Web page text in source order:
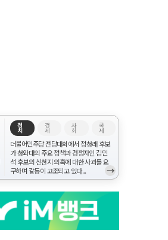
정
치
경
제
사
회
국
제
더불어민주당 전당대회에서 정청래 후보
가 청와대의 주요 정책과 경쟁자인 김민
석 후보의 신천지 의혹에 대한 사과를 요
구하며 갈등이 고조되고 있다...
→